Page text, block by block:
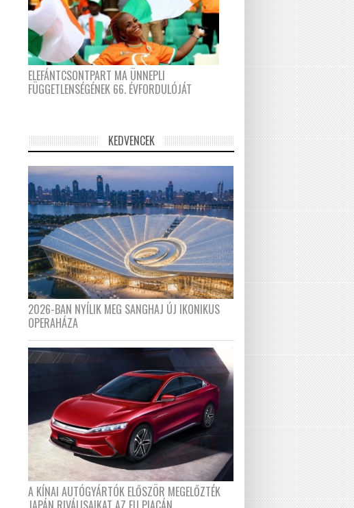
ELEFÁNTCSONTPART MA ÜNNEPLI
FÜGGETLENSÉGÉNEK 66. ÉVFORDULÓJÁT
KEDVENCEK
2026-BAN NYÍLIK MEG SANGHAJ ÚJ IKONIKUS
OPERAHÁZA
A KÍNAI AUTÓGYÁRTÓK ELŐSZÖR MEGELŐZTÉK